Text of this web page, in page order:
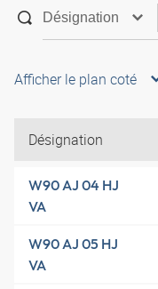
Afficher le plan coté
Désignation
W90 AJ 04 HJ
VA
W90 AJ 05 HJ
VA